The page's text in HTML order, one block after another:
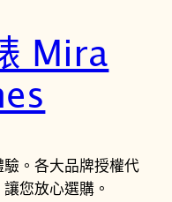
Mira
。各大品牌授權代
您放心選購。